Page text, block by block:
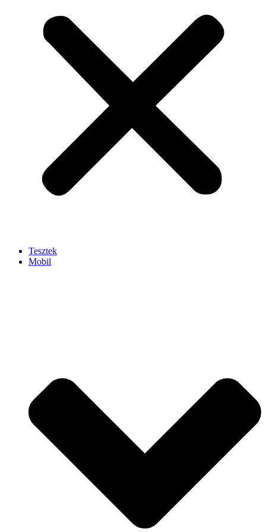
Tesztek
Mobil